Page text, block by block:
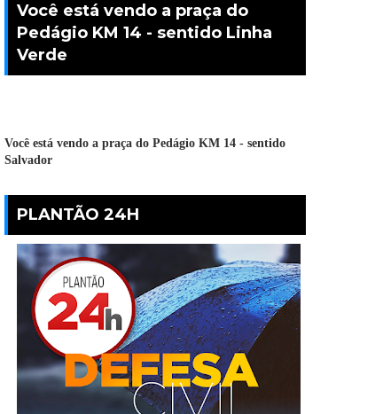
Você está vendo a praça do
Pedágio KM 14 - sentido Linha
Verde
Você está vendo a praça do Pedágio KM 14 - sentido
Salvador
PLANTÃO 24H